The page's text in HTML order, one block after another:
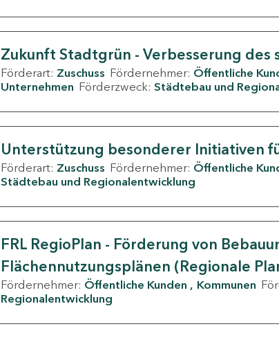
Zukunft Stadtgrün - Verbesserung des
Förderart: Zuschuss Fördernehmer: Öffentliche
Unternehmen Förderzweck: Städtebau und
Unterstützung besonderer Initiativen
Förderart: Zuschuss Fördernehmer: Öffentliche
Städtebau und Regionalentwicklung
FRL RegioPlan - Förderung von
Flächennutzungsplänen (Regionale
Fördernehmer: Öffentliche Kunden Kommunen
Regionalentwicklung